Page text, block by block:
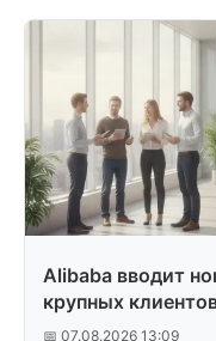
Alibaba вводит
крупных
📅 07.08.2026 13:09